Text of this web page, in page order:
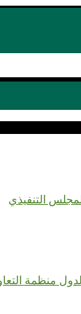
التنفيذي
منظمة